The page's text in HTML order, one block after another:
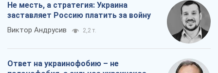
Не месть, а стратегия: Украина
заставляет Россию платить за войну
Виктор Андрусив 2,2 т.
Ответ на украинофобию – не